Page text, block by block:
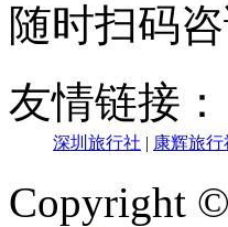
随时扫码
友情链接：
深圳旅行社 | 康辉旅行
Copyright